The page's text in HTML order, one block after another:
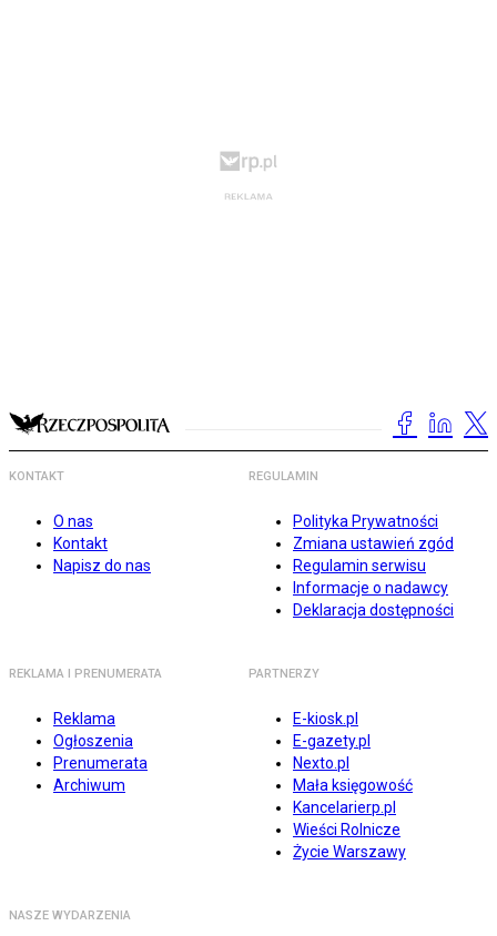
KONTAKT
O nas
Kontakt
Napisz do nas
REGULAMIN
Polityka Prywatności
Zmiana ustawień zgód
Regulamin serwisu
Informacje o nadawcy
Deklaracja dostępności
REKLAMA I PRENUMERATA
Reklama
Ogłoszenia
Prenumerata
Archiwum
PARTNERZY
E-kiosk.pl
E-gazety.pl
Nexto.pl
Mała księgowość
Kancelarierp.pl
Wieści Rolnicze
Życie Warszawy
NASZE WYDARZENIA